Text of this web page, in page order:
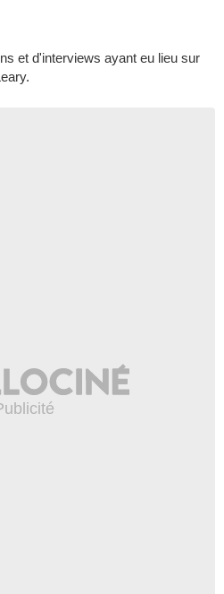
et d'interviews ayant eu lieu sur